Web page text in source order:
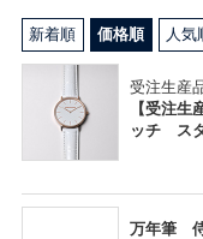
新着順 価格順 人気
受注生産
【受注
ッチ ス
万年筆